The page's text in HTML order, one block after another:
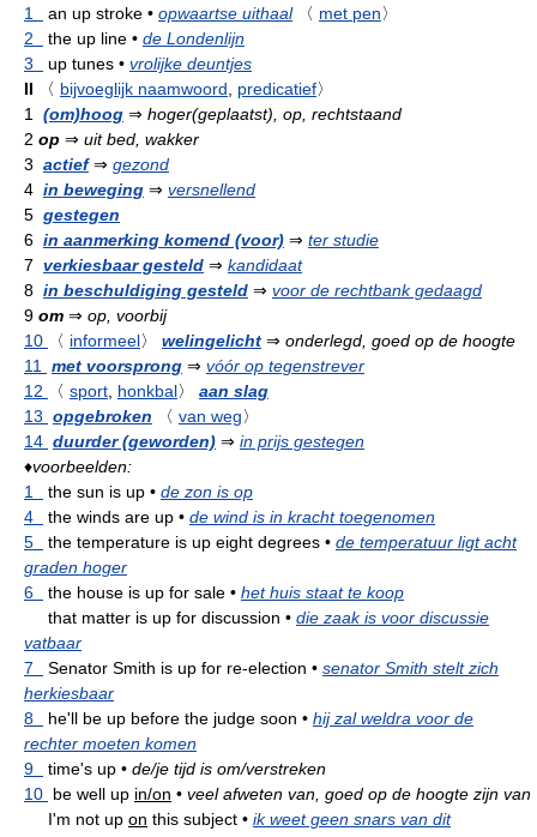
1
an up stroke • opwaartse uithaal 〈 met pen〉
2
the up line • de Londenlijn
3
up tunes • vrolijke deuntjes
II
〈 bijvoeglijk naamwoord, predicatief〉
1 (om)hoog ⇒ hoger(geplaatst), op, rechtstaand
2 op ⇒ uit bed, wakker
3 actief⇒ gezond
4 in beweging ⇒ versnellend
5 gestegen
6 in aanmerking komend (voor) ⇒ ter studie
7 verkiesbaar gesteld ⇒ kandidaat
8 in beschuldiging gesteld ⇒ voor de rechtbank gedaagd
9 om ⇒ op, voorbij
10
〈 informeel〉 welingelicht ⇒ onderlegd, goed op de hoogte
11 met voorsprong ⇒ vóór op tegenstrever
12
〈 sport, honkbal〉
aan slag
13 opgebroken 〈 van weg〉
14 duurder (geworden) ⇒ in prijs gestegen
♦voorbeelden:
1
the sun is up • de zon is op
4
the winds are up • de wind is in kracht toegenomen
5
the temperature is up eight degrees • de temperatuur ligt acht
graden hoger
6
the house is up for sale • het huis staat te koop
that matter is up for discussion • die zaak is voor discussie
vatbaar
7
Senator Smith is up for re-election • senator Smith stelt zich
herkiesbaar
8
he'll be up before the judge soon • hij zal weldra voor de
rechter moeten komen
9
time's up • de/je tijd is om/verstreken
10 be well up in/on • veel afweten van, goed op de hoogte zijn van
I'm not up on this subject • ik weet geen snars van dit